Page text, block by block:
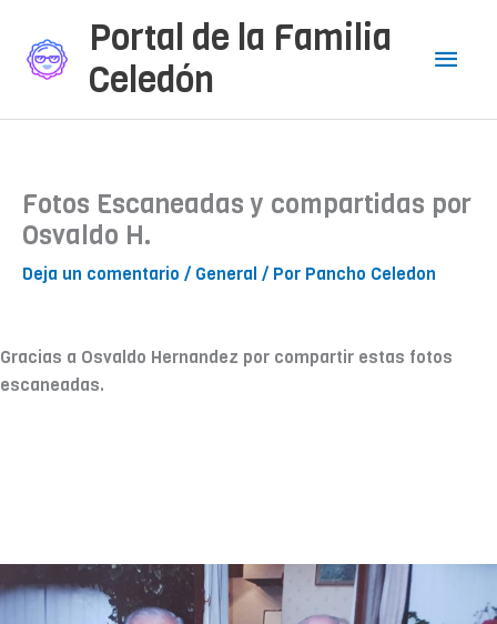
contenido
Portal de la Familia
Celedón
Fotos Escaneadas y compartidas por
Osvaldo H.
Deja un comentario /General / Por Pancho Celedon
Gracias a Osvaldo Hernandez por compartir estas fotos
escaneadas.